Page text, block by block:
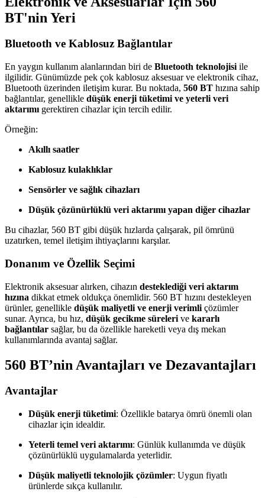
BT'nin Yeri
Bluetooth ve Kablosuz Bağlantılar
En yaygın kullanım alanlarından biri de Bluetooth teknolojisi ile
ilgilidir. Günümüzde pek çok kablosuz aksesuar ve elektronik cihaz,
Bluetooth üzerinden iletişim kurar. Bu noktada, 560 BT hızına sahip
bağlantılar, genellikle düşük enerji tüketimi ve yeterli veri
aktarımı gerektiren cihazlar için tercih edilir.
Örneğin:
Akıllı saatler
Kablosuz kulaklıklar
Sensörler ve sağlık cihazları
Düşük çözünürlüklü veri aktarımı yapan diğer cihazlar
Bu cihazlar, 560 BT gibi düşük hızlarda çalışarak, pil ömrünü
uzatırken, temel iletişim ihtiyaçlarını karşılar.
Donanım ve Özellik Seçimi
Elektronik aksesuar alırken, cihazın desteklediği veri aktarım
hızına dikkat etmek oldukça önemlidir. 560 BT hızını destekleyen
ürünler, genellikle düşük maliyetli ve enerji verimli çözümler
sunar. Ayrıca, bu hız, düşük gecikme süreleri ve kararlı
bağlantılar sağlar, bu da özellikle hareketli veya dış mekan
kullanımlarında avantaj sağlar.
560 BT’nin Avantajları ve Dezavantajları
Avantajlar
Düşük enerji tüketimi: Özellikle batarya ömrü önemli olan
cihazlar için idealdir.
Yeterli temel veri aktarımı: Günlük kullanımda ve düşük
çözünürlüklü uygulamalarda yeterlidir.
Düşük maliyetli teknolojik çözümler: Uygun fiyatlı
ürünlerde sıkça kullanılır.